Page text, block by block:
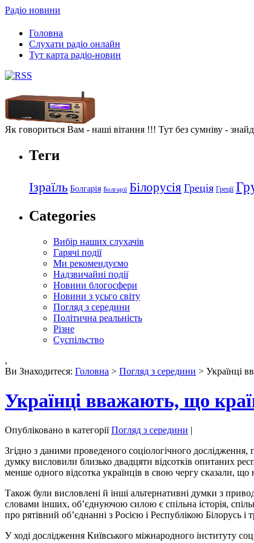
Радіо новини
Головна
Слухати радіо онлайн
Тут карта радіо-новин
Як говориться Вам - наші вітання !!! Тут без сумніву -
Теги
Ізраїль Болгарія Болгарії Білорусія Греція Греції
Categories
Вибір наших слухачів
Гарячі події
Ми рекомендуємо
Надзвичайні події
Новини блогосфери
Новини з усьго світу
Погляд з середини
Політична реальність
Різне
Суспільство
,
Ви Знаходитеся: Головна > Погляд з середини > Українці
Українці вважають, що
Опубліковано в категоріїПогляд з середини |
Згідно з даними проведеного соціологічного
думку висловили близько двадцяти відсотків опитаних
менше одного відсотка українців в свою чергу сказали, що
Також були висловлені й інші альтернативні думки з
словами інших, об’єднуючою силою є спільна історія,
про рятівний об’єднанні з Росією і Республікою Білорусь
У ході дослідження Київського міжнародного інституту